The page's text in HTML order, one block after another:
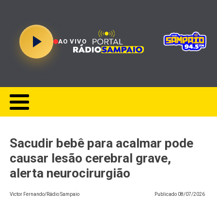
AO VIVO
Sacudir bebê para acalmar pode
causar lesão cerebral grave,
alerta neurocirurgião
Victor Fernando/Rádio Sampaio Publicado 08/07/2026